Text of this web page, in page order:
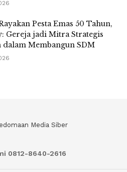
Pesta Emas 50 Tahun,
Gereja jadi Mitra Strategis
Membangun SDM
Media Siber
0812-8640-2616